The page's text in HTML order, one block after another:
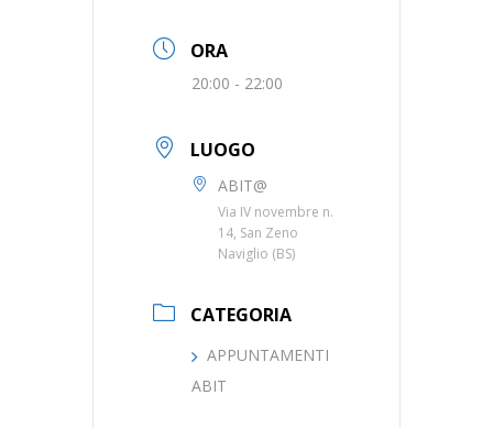
ORA
20:00 - 22:00
LUOGO
ABIT@
Via IV novembre n.
14, San Zeno
Naviglio (BS)
CATEGORIA
APPUNTAMENTI
ABIT